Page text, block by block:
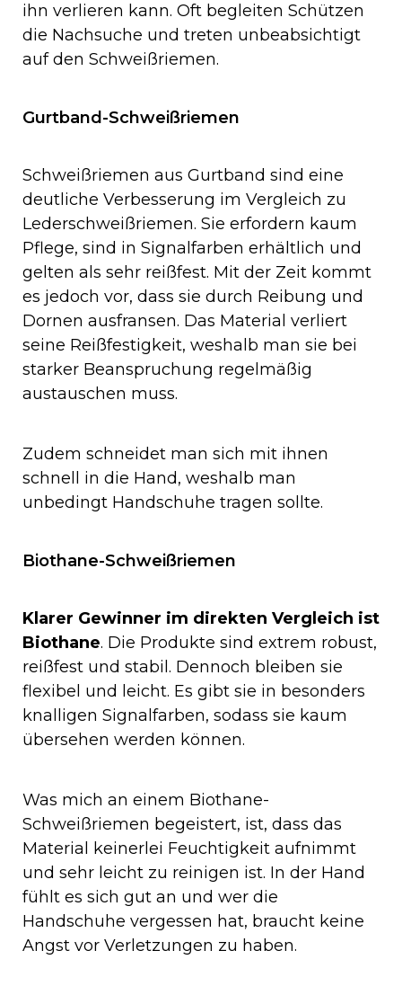
ihn verlieren kann. Oft begleiten Schützen
die Nachsuche und treten unbeabsichtigt
auf den Schweißriemen.
Gurtband-Schweißriemen
Schweißriemen aus Gurtband sind eine
deutliche Verbesserung im Vergleich zu
Lederschweißriemen. Sie erfordern kaum
Pflege, sind in Signalfarben erhältlich und
gelten als sehr reißfest. Mit der Zeit kommt
es jedoch vor, dass sie durch Reibung und
Dornen ausfransen. Das Material verliert
seine Reißfestigkeit, weshalb man sie bei
starker Beanspruchung regelmäßig
austauschen muss.
Zudem schneidet man sich mit ihnen
schnell in die Hand, weshalb man
unbedingt Handschuhe tragen sollte.
Biothane-Schweißriemen
Klarer Gewinner im direkten Vergleich ist
Biothane. Die Produkte sind extrem robust,
reißfest und stabil. Dennoch bleiben sie
flexibel und leicht. Es gibt sie in besonders
knalligen Signalfarben, sodass sie kaum
übersehen werden können.
Was mich an einem Biothane-
Schweißriemen begeistert, ist, dass das
Material keinerlei Feuchtigkeit aufnimmt
und sehr leicht zu reinigen ist. In der Hand
fühlt es sich gut an und wer die
Handschuhe vergessen hat, braucht keine
Angst vor Verletzungen zu haben.